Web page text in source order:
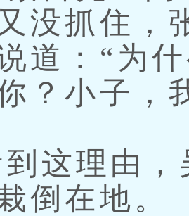
没抓住，
道：“为
？小子，
这理由，
倒在地。